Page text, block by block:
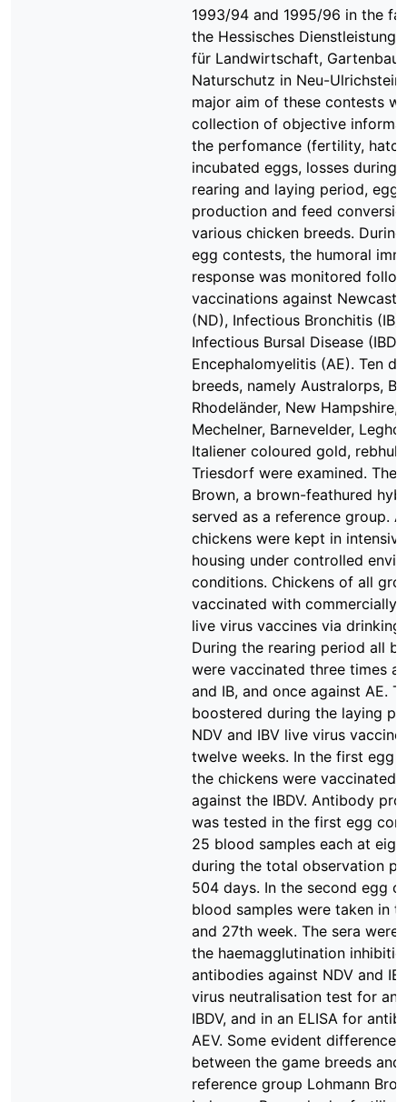
1993/94 and 1995/96 in the
the Hessisches
für Landwirtschaft, Gartenbau
Naturschutz in Neu-
major aim of these contests
collection of objective
the perfomance (fertility,
incubated eggs, losses during
rearing and laying period, egg
production and feed
various chicken breeds.
egg contests, the humoral
response was monitored
vaccinations against
(ND), Infectious Bronchitis (IB),
Infectious Bursal Disease
Encephalomyelitis (AE). Ten
breeds, namely Australorps,
Rhodeländer, New Hampshire,
Mechelner, Barnevelder,
Italiener coloured gold,
Triesdorf were examined. The
Brown, a brown-feathured
served as a reference group.
chickens were kept in
housing under controlled
conditions. Chickens of all
vaccinated with commercially
live virus vaccines via drinking
During the rearing period all
were vaccinated three times
and IB, and once against AE.
boostered during the laying
NDV and IBV live virus
twelve weeks. In the first egg
the chickens were vaccinated
against the IBDV. Antibody
was tested in the first egg
25 blood samples each at
during the total observation
504 days. In the second egg
blood samples were taken in
and 27th week. The sera were
the haemagglutination
antibodies against NDV and
virus neutralisation test for
IBDV, and in an ELISA for
AEV. Some evident
between the game breeds and
reference group Lohmann